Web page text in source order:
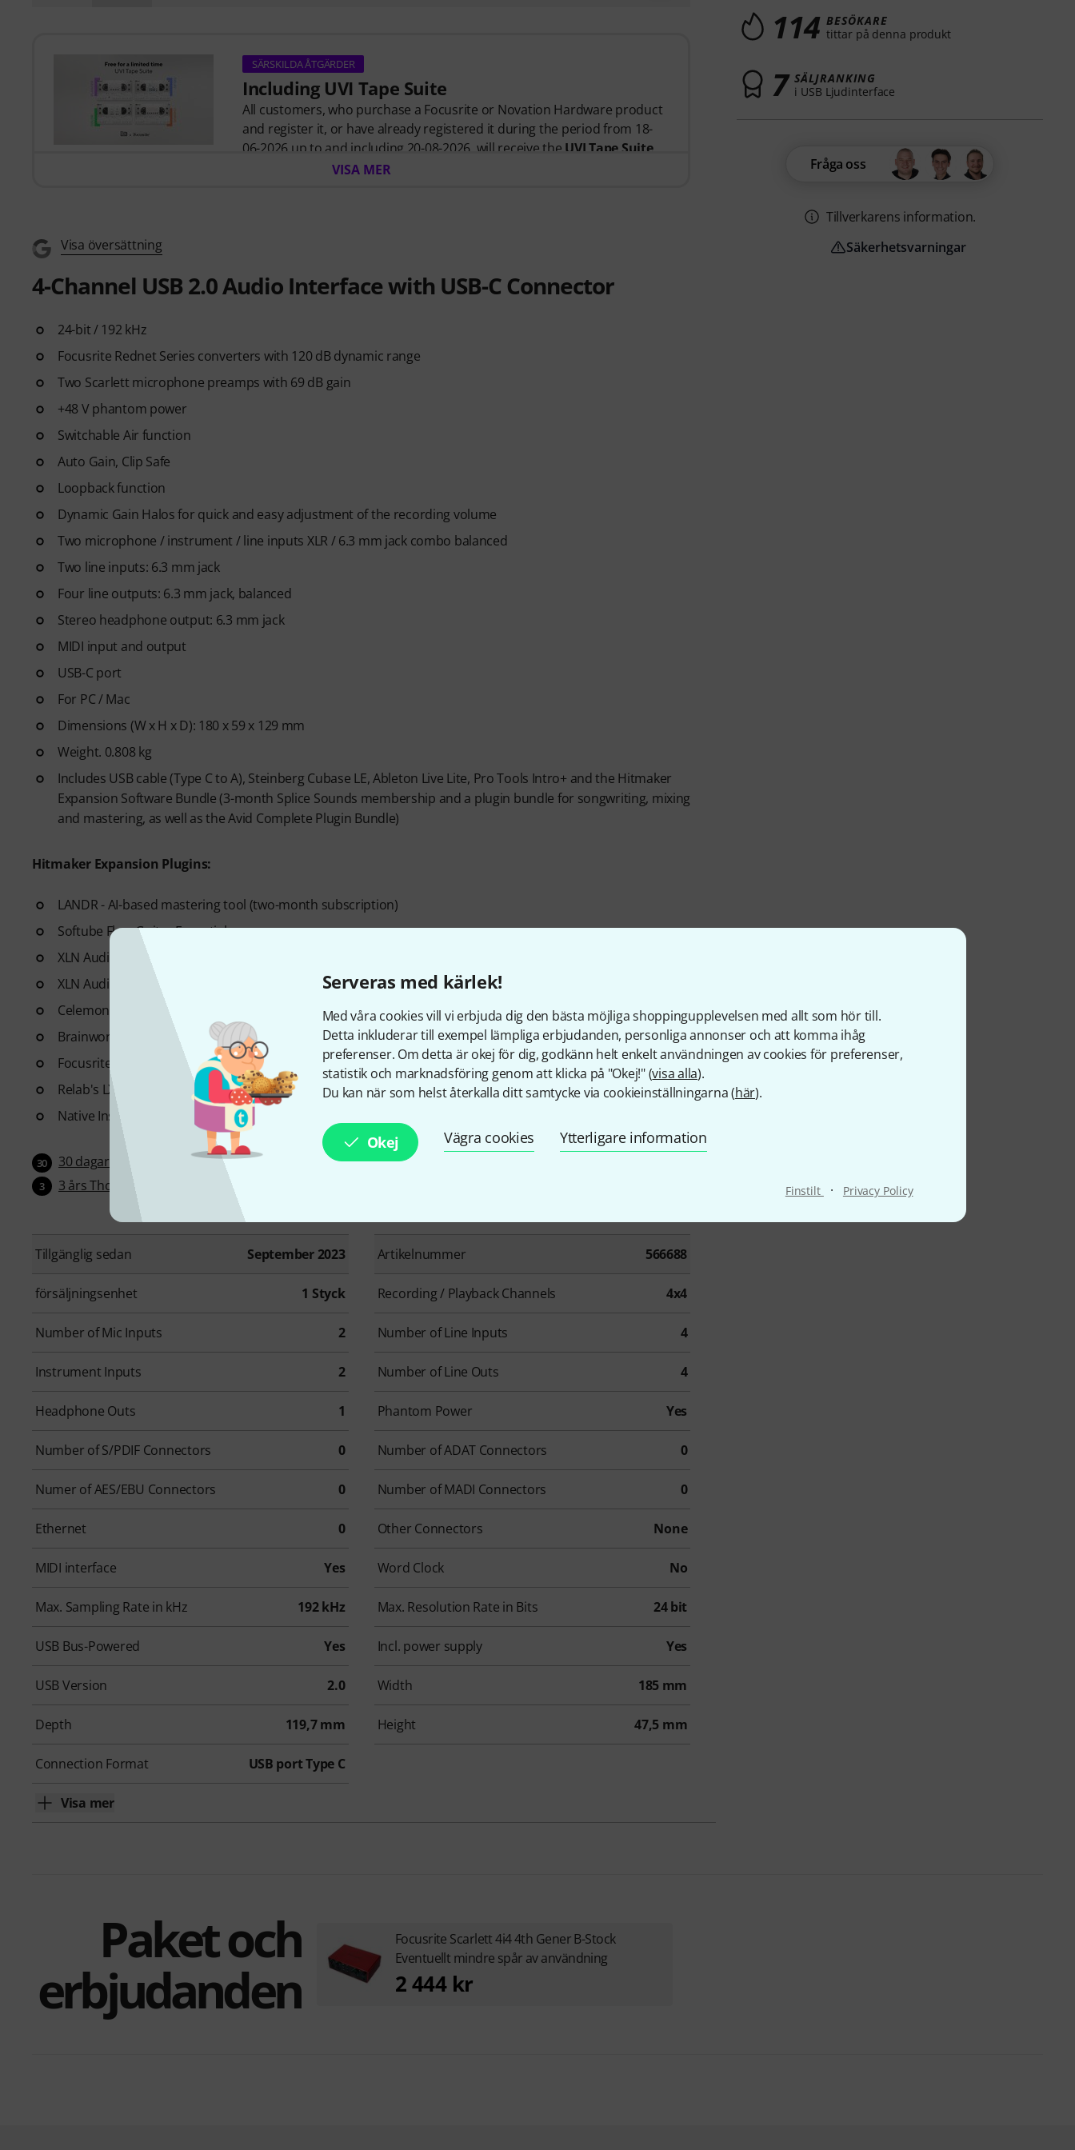
Serveras med kärlek!
Med våra cookies vill vi erbjuda dig den bästa möjliga shoppingupplevelsen med allt som hör till.
Detta inkluderar till exempel lämpliga erbjudanden, personliga annonser och att komma ihåg
preferenser. Om detta är okej för dig, godkänn helt enkelt användningen av cookies för preferenser,
statistik och marknadsföring genom att klicka på "Okej!" (visa alla).
Du kan när som helst återkalla ditt samtycke via cookieinställningarna (här).
Okej Vägra cookies Ytterligare information
Finstilt · Privacy Policy
SÄRSKILDA ÅTGÄRDER
Including UVI Tape Suite
All customers, who purchase a Focusrite or Novation Hardware product
and register it, or have already registered it during the period from 18-
06-2026 up to and including 20-08-2026, will receive the UVI Tape Suite
Plugins for freein their account.
VISA MER
Visa översättning
4-Channel USB 2.0 Audio Interface with USB-C Connector
24-bit / 192 kHz
Focusrite Rednet Series converters with 120 dB dynamic range
Two Scarlett microphone preamps with 69 dB gain
+48 V phantom power
Switchable Air function
Auto Gain, Clip Safe
Loopback function
Dynamic Gain Halos for quick and easy adjustment of the recording volume
Two microphone / instrument / line inputs XLR / 6.3 mm jack combo balanced
Two line inputs: 6.3 mm jack
Four line outputs: 6.3 mm jack, balanced
Stereo headphone output: 6.3 mm jack
MIDI input and output
USB-C port
For PC / Mac
Dimensions (W x H x D): 180 x 59 x 129 mm
Weight. 0.808 kg
Includes USB cable (Type C to A), Steinberg Cubase LE, Ableton Live Lite, Pro Tools Intro+ and the Hitmaker
Expansion Software Bundle (3-month Splice Sounds membership and a plugin bundle for songwriting, mixing
and mastering, as well as the Avid Complete Plugin Bundle)
Hitmaker Expansion Plugins:
LANDR - AI-based mastering tool (two-month subscription)
Softube Flow Guitar Essentials
XLN Audio Addictive Keys Studio Grand Piano – Virtual Keyboard Instruments
XLN Audio Addictive Drums 2: Studio Rock - Virtual Drum Library
Celemony Melodyne Essential
Brainworx Bx_console Focusrite SC - Channelstrip
Focusrite Red 2 & 3 Plugin Suite - EQ and Compressor
Relab's LX480 Essentials - Reverb
Native Instruments MASSIVE, FAST Balancer
30 30 dagar öppet köp
3 3 års Thomann garanti
Tillgänglig sedan September 2023 Artikelnummer 566688
försäljningsenhet 1 Styck Recording / Playback Channels 4x4
Number of Mic Inputs 2 Number of Line Inputs 4
Instrument Inputs 2 Number of Line Outs 4
Headphone Outs 1 Phantom Power Yes
Number of S/PDIF Connectors 0 Number of ADAT Connectors 0
Numer of AES/EBU Connectors 0 Number of MADI Connectors 0
Ethernet 0 Other Connectors None
MIDI interface Yes Word Clock No
Max. Sampling Rate in kHz 192 kHz Max. Resolution Rate in Bits 24 bit
USB Bus-Powered Yes Incl. power supply Yes
USB Version 2.0 Width 185 mm
Depth 119,7 mm Height 47,5 mm
Connection Format USB port Type C
Visa mer
114 BESÖKARE
tittar på denna produkt
7 SÄLJRANKING
i USB Ljudinterface
Fråga oss
Tillverkarens information.
Säkerhetsvarningar
Paket och
erbjudanden
Focusrite Scarlett 4i4 4th Gener B-Stock
Eventuellt mindre spår av användning
2 444 kr